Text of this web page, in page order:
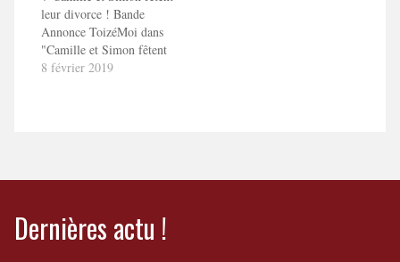
leur divorce ! Bande
Annonce ToizéMoi dans
"Camille et Simon fêtent
leur divorce"
8 février 2019
Dernières actu !